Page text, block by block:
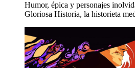
Humor, épica y personajes
Gloriosa Historia, la historieta